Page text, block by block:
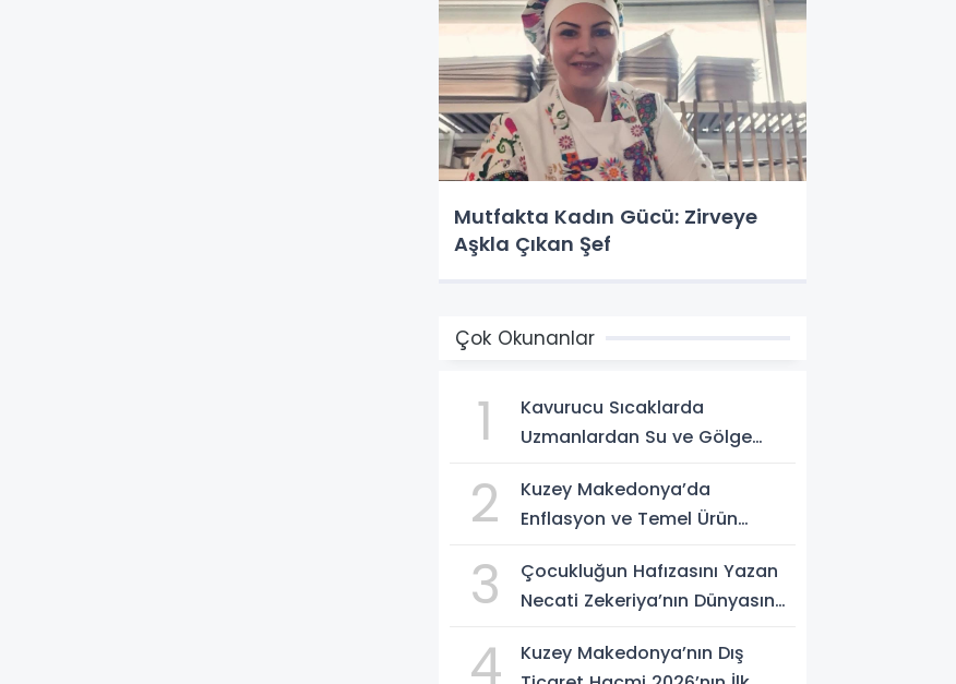
Mutfakta Kadın Gücü: Zirveye
Aşkla Çıkan Şef
Çok Okunanlar
1
Kavurucu Sıcaklarda
Uzmanlardan Su ve Gölge
2
Kuzey Makedonya’da
Enflasyon ve Temel Ürün
3
Çocukluğun Hafızasını Yazan
Necati Zekeriya’nın Dünyasına
4
Kuzey Makedonya’nın Dış